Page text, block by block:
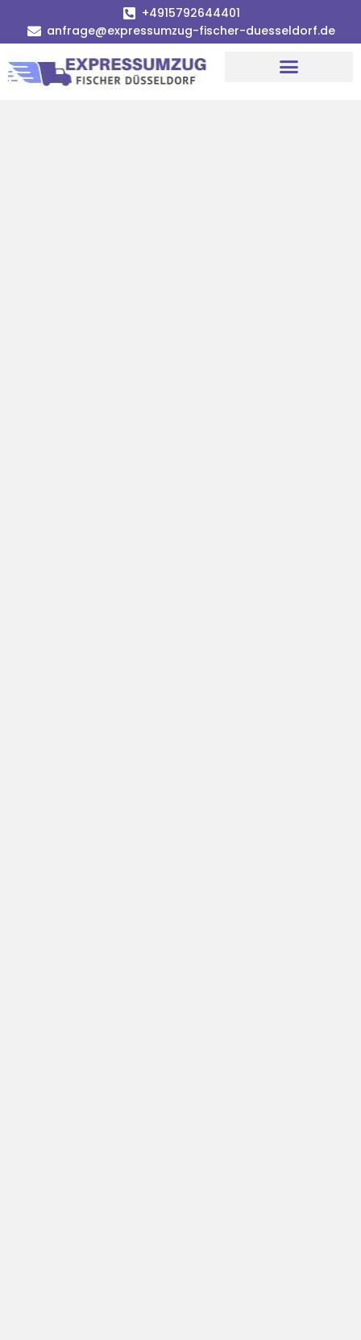
+4915792644401
anfrage@expressumzug-fischer-duesseldorf.de